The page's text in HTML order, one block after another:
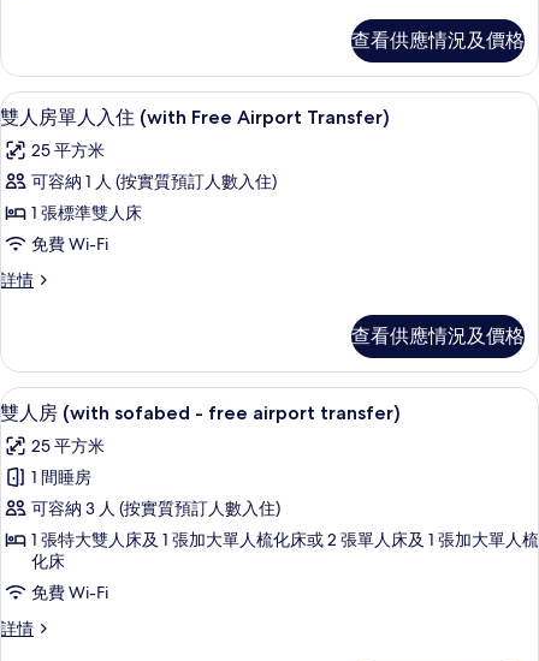
Port
的
相
片
to
the
Port
情
查看供應情況及價格
載
入
所
有
雙
人
房
人
入
住
(with
Free
Airport
Transfer)
相
片
雙人房單人入住 (with Free Airport
10
雙人房單人入住 (with Free Airport Transfer)
25 平方米
可容納 1 人 (按實質預訂人數入住)
1 張標準雙人床
免費 Wi-Fi
詳情
雙
人
入
住
(with
Free
Airport
詳
情
查看供應情況及價格
載
入
所
有
雙
人
房
(with
sofabed
雙人房 (with sofabed - free airport
10
雙人房 (with sofabed - free airport transfer)
25 平方米
1 間睡房
可容納 3 人 (按實質預訂人數入住)
1 張特大雙人床及 1 張加大單人梳化床或 2 張單人床及 1 張加大單人梳
化床
免費 Wi-Fi
詳情
雙